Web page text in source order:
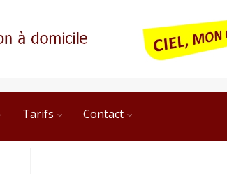
Tarifs Contact